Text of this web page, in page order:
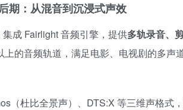
期：从混音到沉浸式声效
集成 Fairlight 音频引擎，提供多轨录音、
的音频轨道，满足电影、电视剧的多声
（杜比全景声）、DTS:X 等三维声格式